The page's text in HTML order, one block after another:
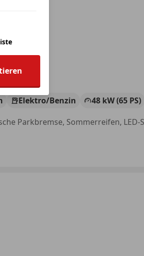
Elektro/Benzin
48 kW (65 PS)